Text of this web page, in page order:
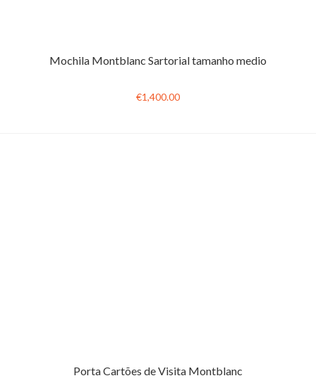
Mochila Montblanc Sartorial tamanho medio
€1,400.00
Porta Cartões de Visita Montblanc